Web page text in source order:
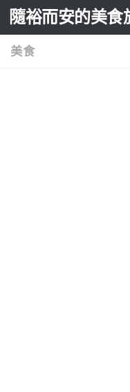
Skip to content
隨裕而安的美食
美食